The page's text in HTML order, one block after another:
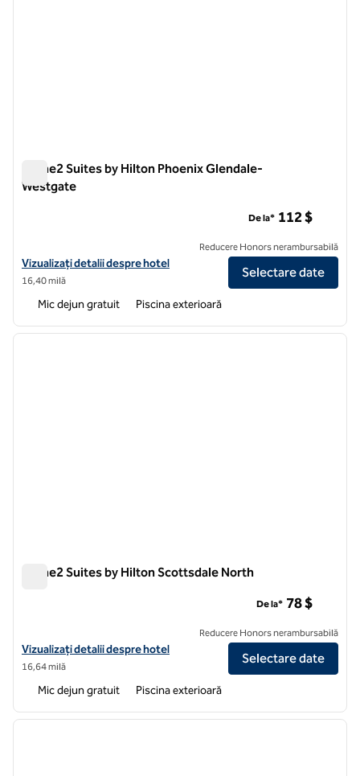
Home2 Suites by Hilton Phoenix Glendale-
Westgate
Vizualizați detaliile hotelului pentru Home2 Suites by Hilton
Vizualizați detalii despre hotel
16,40 milă
De la* 112 $
Reducere Honors nerambursabilă
Selectare date
Mic dejun gratuit Piscina exterioară
1 din 12
Home2 Suites by Hilton Scottsdale North
Vizualizați detaliile hotelului pentru Home2 Suites by Hilton
Vizualizați detalii despre hotel
16,64 milă
De la* 78 $
Reducere Honors nerambursabilă
Selectare date
Mic dejun gratuit Piscina exterioară
1 din 12